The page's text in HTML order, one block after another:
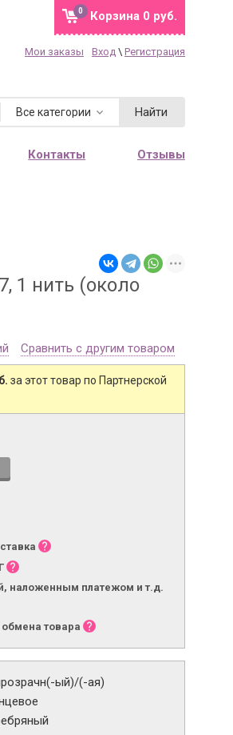
Корзина 0 руб.
0
Мои заказы Вход \ Регистрация
Все категории Найти
Контакты Отзывы
1 нить (около
Сравнить с другим товаром
за этот товар по Партнерской
наложенным платежом и т.д.
обмена товара
ый)/(-ая)